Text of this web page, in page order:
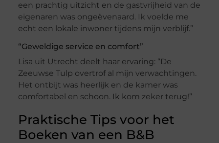
een prachtig uitzicht en de gastvrijheid van de
eigenaren was ongeëvenaard. Ik voelde me
echt een lokale inwoner tijdens mijn verblijf.”
“Geweldige service en comfort”
Lisa uit Utrecht deelt haar ervaring: “De
Zeeuwse Tulp overtrof al mijn verwachtingen.
Het ontbijt was heerlijk en de kamer was
comfortabel en schoon. Ik kom zeker terug!”
Praktische Tips voor het
Boeken van een B&B